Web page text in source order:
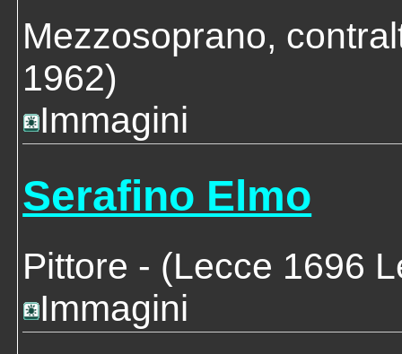
Mezzosoprano,
1962)
Immagini
Serafino Elmo
Pittore - (Lecce 1696
Immagini